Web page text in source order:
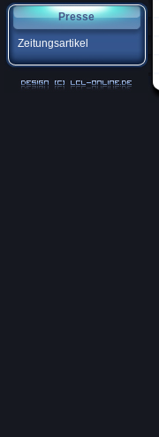
Presse
Zeitungsartikel